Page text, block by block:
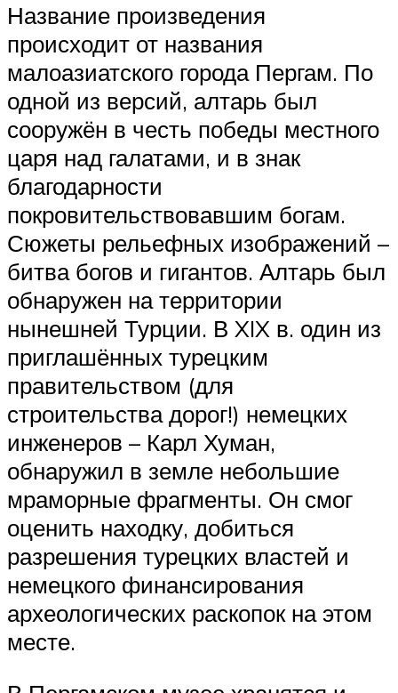
Название произведения
происходит от названия
малоазиатского города Пергам. По
одной из версий, алтарь был
сооружён в честь победы местного
царя над галатами, и в знак
благодарности
покровительствовавшим богам.
Сюжеты рельефных изображений –
битва богов и гигантов. Алтарь был
обнаружен на территории
нынешней Турции. В XIX в. один из
приглашённых турецким
правительством (для
строительства дорог!) немецких
инженеров – Карл Хуман,
обнаружил в земле небольшие
мраморные фрагменты. Он смог
оценить находку, добиться
разрешения турецких властей и
немецкого финансирования
археологических раскопок на этом
месте.